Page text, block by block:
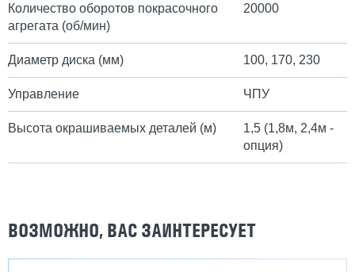
Количество оборотов покрасочного
агрегата (об/мин)
20000
Диаметр диска (мм) 100, 170, 230
Управление ЧПУ
Высота окрашиваемых деталей (м)
1,5 (1,8м, 2,4м -
опция)
ВОЗМОЖНО, ВАС ЗАИНТЕРЕСУЕТ